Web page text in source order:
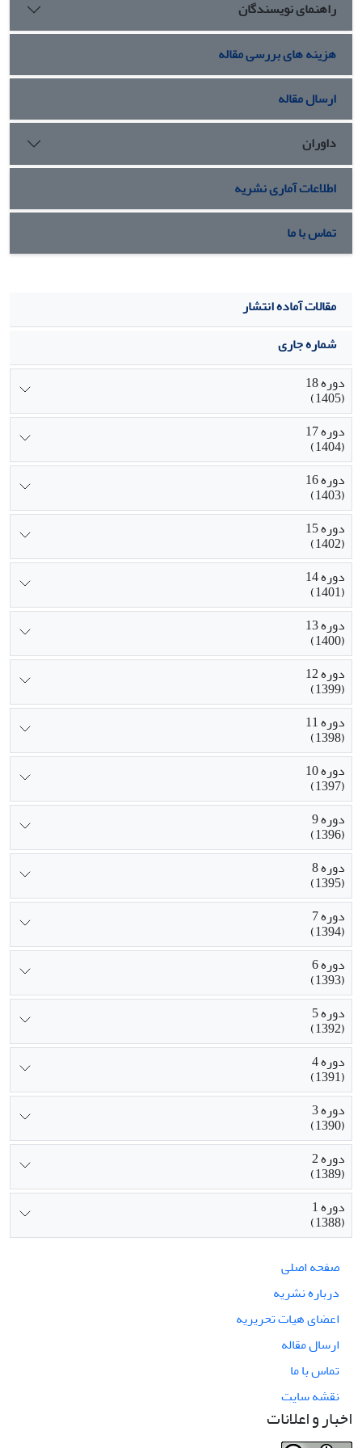
راهنمای نویسندگان
هزینه های بررسی مقاله
ارسال مقاله
داوران
اطلاعات آماری نشریه
تماس با ما
مقالات آماده انتشار
شماره جاری
دوره 18
(1405)
دوره 17
(1404)
دوره 16
(1403)
دوره 15
(1402)
دوره 14
(1401)
دوره 13
(1400)
دوره 12
(1399)
دوره 11
(1398)
دوره 10
(1397)
دوره 9
(1396)
دوره 8
(1395)
دوره 7
(1394)
دوره 6
(1393)
دوره 5
(1392)
دوره 4
(1391)
دوره 3
(1390)
دوره 2
(1389)
دوره 1
(1388)
صفحه اصلی
درباره نشریه
اعضای هیات تحریریه
ارسال مقاله
تماس با ما
نقشه سایت
اخبار و اعلانات